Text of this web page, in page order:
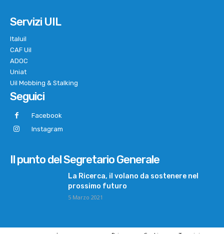
Servizi UIL
Italuil
CAF Uil
ADOC
Uniat
Uil Mobbing & Stalking
Seguici
Facebook
Instagram
Il punto del Segretario Generale
La Ricerca, il volano da sostenere nel
prossimo futuro
5 Marzo 2021